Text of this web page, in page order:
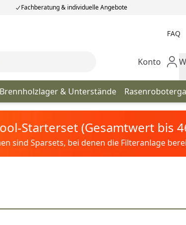
Fachberatung & individuelle Angebote
FAQ
Mein Konto
Konto
Brennholzlager & Unterstände
Starterset (Gesamtwert bis
sind Sparsets, bei denen die Filteranlage